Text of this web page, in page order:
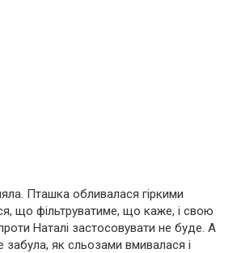
Пташка обливалася гіркими
що фільтруватиме, що каже, і свою
Наталі застосовувати не буде. А
забула, як сльозами вмивалася і